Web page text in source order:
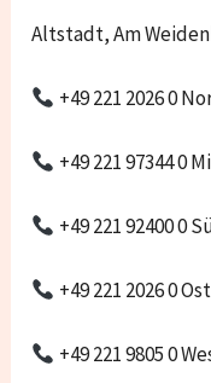
Altstadt, Am
+49 221 2026 0
+49 221 97344 0
+49 221 92400 0
+49 221 2026 0
+49 221 9805 0